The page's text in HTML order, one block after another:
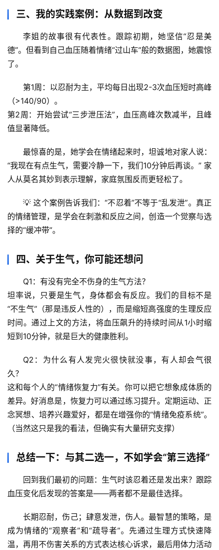
奥
秘
历
史
宇
宙
天
生
活
科
前
心
理
驿
站
谣
求
真
三、我的实践案例：从数据到改变
李姐的故事很有代表性。跟踪初期，她坚信“忍是美
德”。但看到自己血压随着情绪“过山车”般的数据图，她震惊
了。
第1周 ：以忍耐为主，平均每日出现2-3次血压短时高峰
（>140/90）。
第2周 ：开始尝试“三步泄压法”，血压高峰次数减半，且峰
值显著降低。
最惊喜的是，她学会在情绪起来时，坦诚地对家人说：
“我现在有点生气，需要冷静一下，我们10分钟后再谈。” 家
人从莫名其妙到表示理解，家庭氛围反而更轻松了。
💡 这个案例告诉我们 ：“不忍着”不等于“乱发泄”。真正
的情绪管理，是学会在刺激和反应之间，创造一个觉察与选
择的“缓冲带”。
四、关于生气，你可能还想问
Q1：有没有完全不伤身的生气方法？
坦率说，只要是生气，身体都会有反应。我们的目标不是
“不生气”（那是违反人性的），而是缩短高强度的生理反应
时间。通过上文的方法，将血压飙升的持续时间从1小时缩
短到10分钟，就是巨大的健康胜利。
Q2：为什么有人发完火很快就没事，有人却会气很
久？
这和每个人的“情绪恢复力”有关。你可以把它想象成体质的
差异。好消息是，恢复力可以通过练习提升。 定期运动、正
念冥想、培养兴趣爱好，都是在增强你的“情绪免疫系统”。
（当然这只是我的看法，但确实有大量研究支撑）
总结一下：与其二选一，不如学会“第三选择”
回到我们最初的问题： 生气时该忍着还是发出来？跟踪
血压变化后发现的答案是——两者都不是最佳选择。
长期忍耐，伤己；肆意发泄，伤人。最智慧的策略，是
成为情绪的“观察者”和“疏导者”。先通过生理方式快速降
温，再用不伤害关系的方式表达核心诉求，最后用体力活动